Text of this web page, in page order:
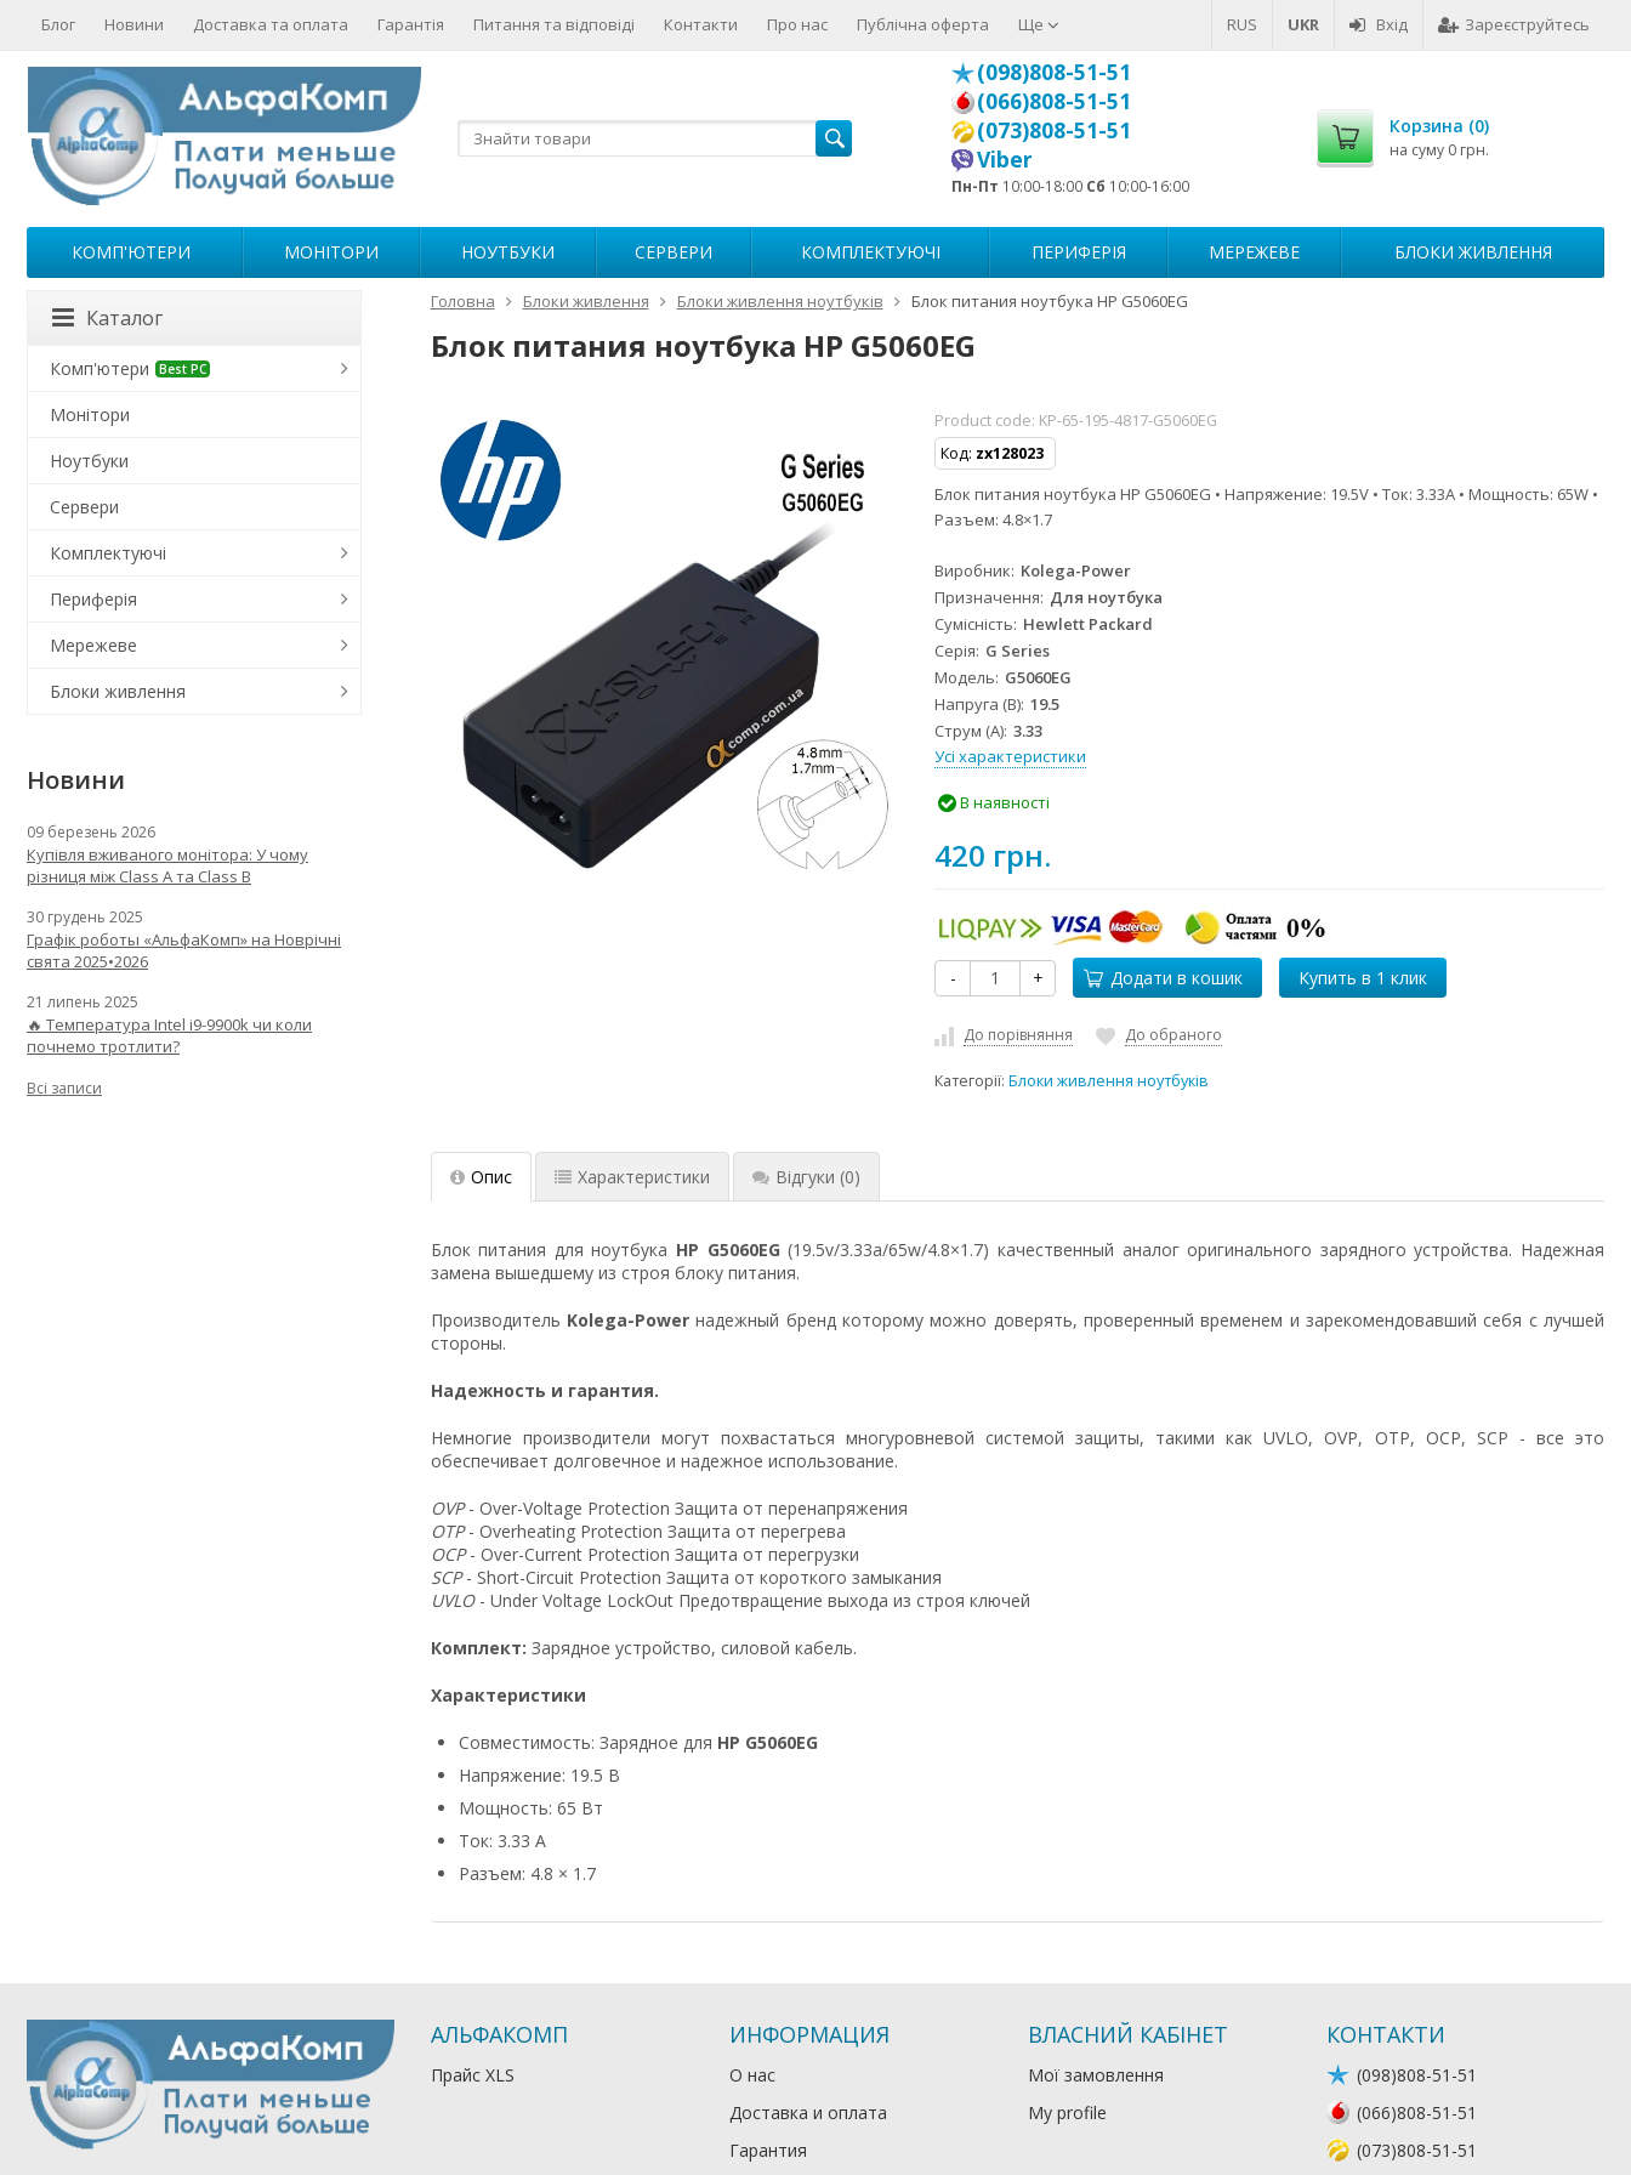
RUS UKR Вхід Зареєструйтесь
Блог Новини Доставка та оплата Гарантія Питання та відповіді Контакти Про нас Публічна оферта Ще
(098)808-51-51
(066)808-51-51
(073)808-51-51
Viber
Пн-Пт 10:00-18:00 Сб 10:00-16:00
Корзина (0)
на суму 0 грн.
КОМП'ЮТЕРИ МОНІТОРИ НОУТБУКИ СЕРВЕРИ КОМПЛЕКТУЮЧІ ПЕРИФЕРІЯ МЕРЕЖЕВЕ БЛОКИ ЖИВЛЕННЯ
Головна Блоки живлення Блоки живлення ноутбуків Блок питания ноутбука HP G5060EG
Блок питания ноутбука HP G5060EG
Product code: KP-65-195-4817-G5060EG
Код: zx128023
Блок питания ноутбука HP G5060EG • Напряжение: 19.5V • Ток: 3.33A • Мощность: 65W •
Разъем: 4.8×1.7
Виробник Kolega-Power
Призначення Для ноутбука
Сумісність Hewlett Packard
Серія G Series
Модель G5060EG
Напруга (В) 19.5
Струм (А) 3.33
Усі характеристики
В наявності
420 грн.
- + Додати в кошик
До порівняння До обраного
Категорії:Блоки живлення ноутбуків
Опис Характеристики Відгуки (0)
Блок питания для ноутбука HP G5060EG(19.5v/3.33a/65w/4.8×1.7) качественный аналог оригинального зарядного устройства. Надежная
замена вышедшему из строя блоку питания.
Производитель Kolega-Powerнадежный бренд которому можно доверять, проверенный временем и зарекомендовавший себя с лучшей
стороны.
Надежность и гарантия.
Немногие производители могут похвастаться многуровневой системой защиты, такими как UVLO, OVP, OTP, OCP, SCP - все это
обеспечивает долговечное и надежное использование.
OVP- Over-Voltage Protection Защита от перенапряжения
OTP- Overheating Protection Защита от перегрева
OCP- Over-Current Protection Защита от перегрузки
SCP- Short-Circuit Protection Защита от короткого замыкания
UVLO- Under Voltage LockOut Предотвращение выхода из строя ключей
Комплект: Зарядное устройство, силовой кабель.
Характеристики
Совместимость: Зарядное для HP G5060EG
Напряжение: 19.5 В
Мощность: 65 Вт
Ток: 3.33 А
Разъем: 4.8 × 1.7
Каталог
Комп'ютери Best PC
Монітори
Ноутбуки
Сервери
Комплектуючі
Периферія
Мережеве
Блоки живлення
Новини
09 березень 2026
Купівля вживаного монітора: У чому
різниця між Class A та Class B
30 грудень 2025
Графік роботы «АльфаКомп» на Новрічні
свята 2025•2026
21 липень 2025
🔥 Температура Intel i9-9900k чи коли
почнемо тротлити?
Всі записи
АЛЬФАКОМП
Прайс XLS
ИНФОРМАЦИЯ
О нас
Доставка и оплата
Гарантия
ВЛАСНИЙ КАБІНЕТ
Мої замовлення
My profile
КОНТАКТИ
(098)808-51-51
(066)808-51-51
(073)808-51-51